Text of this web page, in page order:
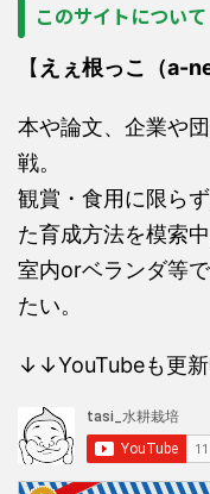
このサイトについて
【 えぇ根っこ（a-
本や論文、企業や
戦。
観賞・食用に限ら
た育成方法を模索中
室内orベランダ等
たい。
↓↓YouTubeも更